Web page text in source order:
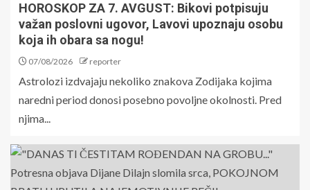
HOROSKOP ZA 7. AVGUST: Bikovi potpisuju
važan poslovni ugovor, Lavovi upoznaju osobu
koja ih obara sa nogu!
07/08/2026 reporter
Astrolozi izdvajaju nekoliko znakova Zodijaka kojima
naredni period donosi posebno povoljne okolnosti. Pred
njima...